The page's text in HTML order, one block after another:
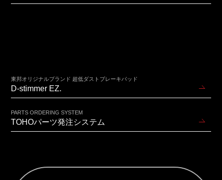
東邦オリジナルブランド 超低ダストブレーキパッド
D-stimmer EZ.
PARTS ORDERING SYSTEM
TOHOパーツ発注システム